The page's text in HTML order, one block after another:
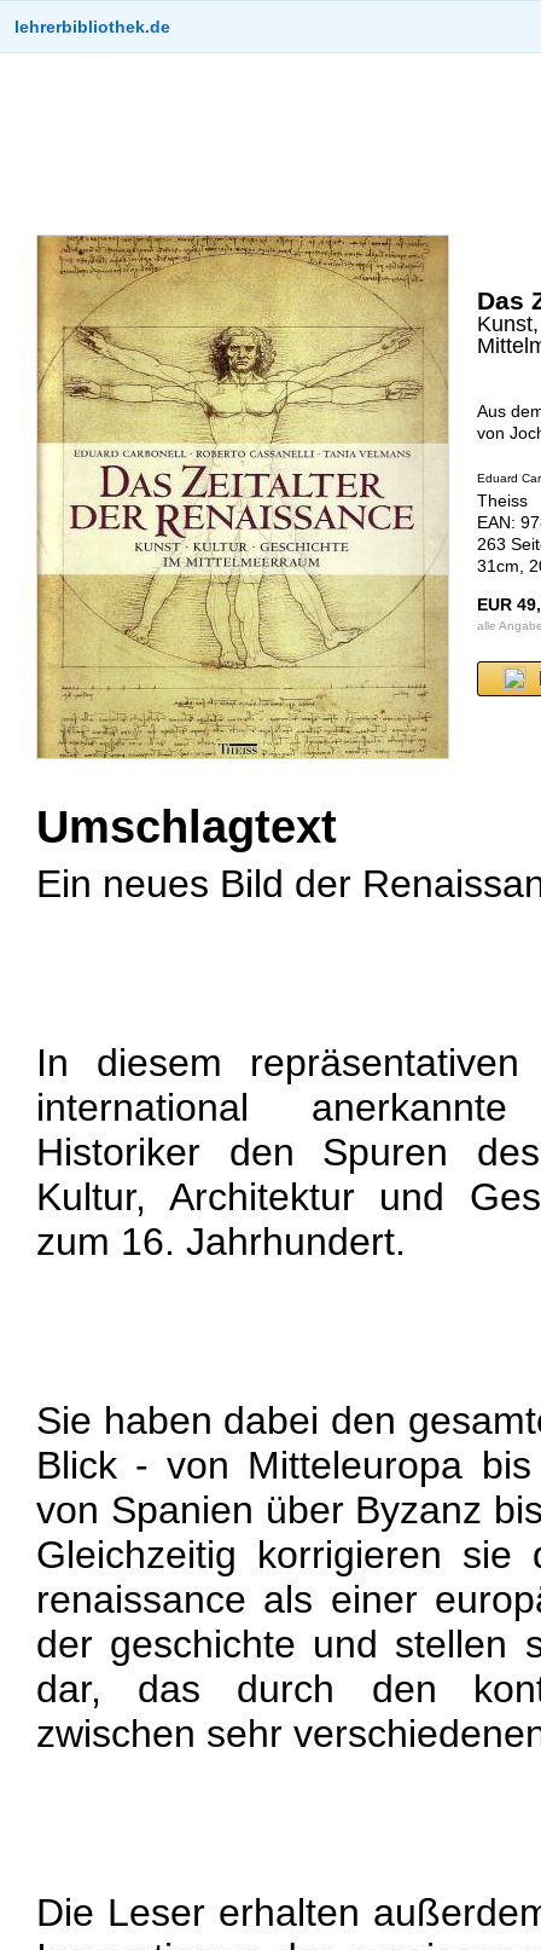
lehrerbibliothek.de
Das
Aus
von
Eduard
Theiss
EAN:
263
31cm,
EUR
alle
Umschlagtext
Ein neues Bild der
In diesem repräsentativen
international
Historiker den Spuren
Kultur, Architektur und
zum 16. Jahrhundert.
Sie haben dabei den
Blick - von Mitteleuropa
von Spanien über Byzanz
Gleichzeitig korrigieren
renaissance als einer
der geschichte und stellen
dar, das durch den
zwischen sehr
Die Leser erhalten